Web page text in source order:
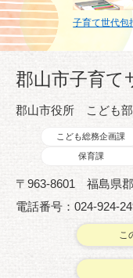
子育て世代包
郡山市子育て
郡山市役所 こども部
こども総務企画課
保育課
〒963-8601 福島県
電話番号：024-924-
こ